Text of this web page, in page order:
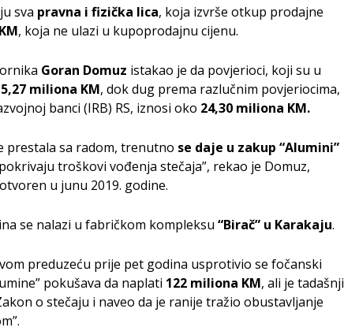
sva pravna i fizička lica, koja izvrše otkup prodajne
, koja ne ulazi u kupoprodajnu cijenu.
Goran Domuz istakao je da povjerioci, koji su u
5,27 miliona KM, dok dug prema razlučnim povjeriocima,
banci (IRB) RS, iznosi oko 24,30 miliona KM.
prestala sa radom, trenutno se daje u zakup “Alumini”
troškovi vođenja stečaja”, rekao je Domuz,
u junu 2019. godine.
se nalazi u fabričkom kompleksu “Birač” u Karakaju.
preduzeću prije pet godina usprotivio se fočanski
pokušava da naplati 122 miliona KM, ali je tadašnji
o stečaju i naveo da je ranije tražio obustavljanje